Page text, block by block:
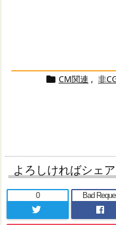
 CM関連 , 非
よろしければシェ
0 Bad